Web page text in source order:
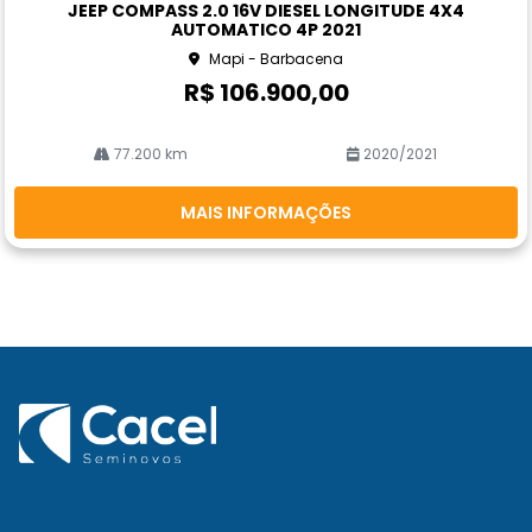
JEEP COMPASS 2.0 16V DIESEL LONGITUDE 4X4
AUTOMATICO 4P 2021
Mapi - Barbacena
R$ 106.900,00
77.200 km 2020/2021
MAIS INFORMAÇÕES